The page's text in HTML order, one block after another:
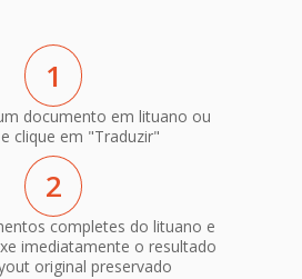
1
documento em lituano ou
clique em "Traduzir"
2
completes do lituano e
imediatamente o resultado
original preservado